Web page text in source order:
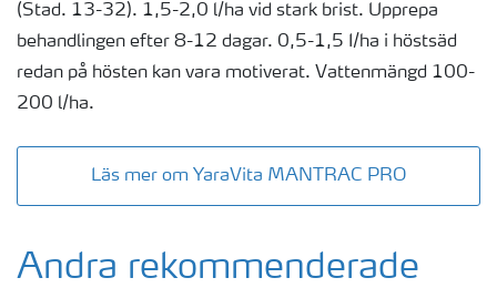
(Stad. 13-32). 1,5-2,0 l/ha vid stark brist. Upprepa
behandlingen efter 8-12 dagar. 0,5-1,5 I/ha i höstsäd
redan på hösten kan vara motiverat. Vattenmängd 100-
200 l/ha.
Läs mer om YaraVita MANTRAC PRO
Andra rekommenderade